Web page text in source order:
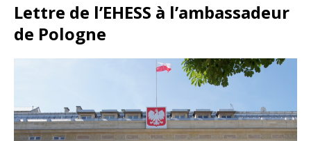
Lettre de l’EHESS à l’ambassadeur
de Pologne